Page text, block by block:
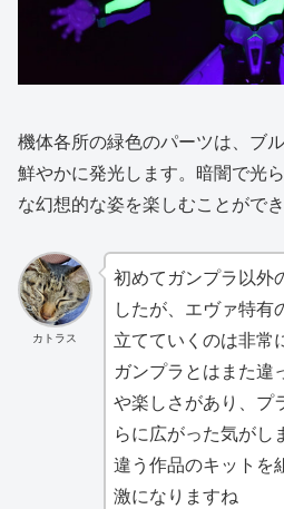
機体各所の緑色のパーツは、ブ
鮮やかに発光します。暗闇で光
な幻想的な姿を楽しむことがで
カトラス
初めてガンプラ以外
したが、エヴァ特有
立てていくのは非常
ガンプラとはまた違
や楽しさがあり、プ
らに広がった気がし
違う作品のキットを
激になりますね